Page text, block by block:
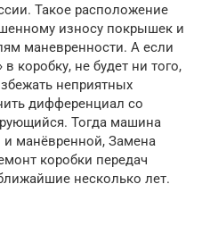
Такое расположение
износу покрышек и
маневренности. А если
коробку, не будет ни того,
неприятных
дифференциал со
Тогда машина
манёвренной, Замена
коробки передач
несколько лет.